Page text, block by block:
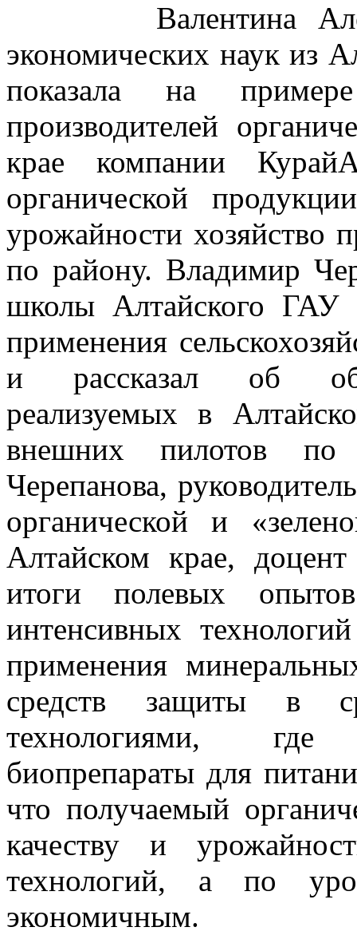
Валентина
экономических наук из
показала на
производителей
крае компании
органической
урожайности хозяйство
по району. Владимир
школы Алтайского ГАУ
применения
и рассказал об
реализуемых в
внешних пилотов
Черепанова,
органической и
Алтайском крае,
итоги полевых
интенсивных
применения
средств защиты в
технологиями, где
биопрепараты для
что получаемый
качеству и
технологий, а по
экономичным.